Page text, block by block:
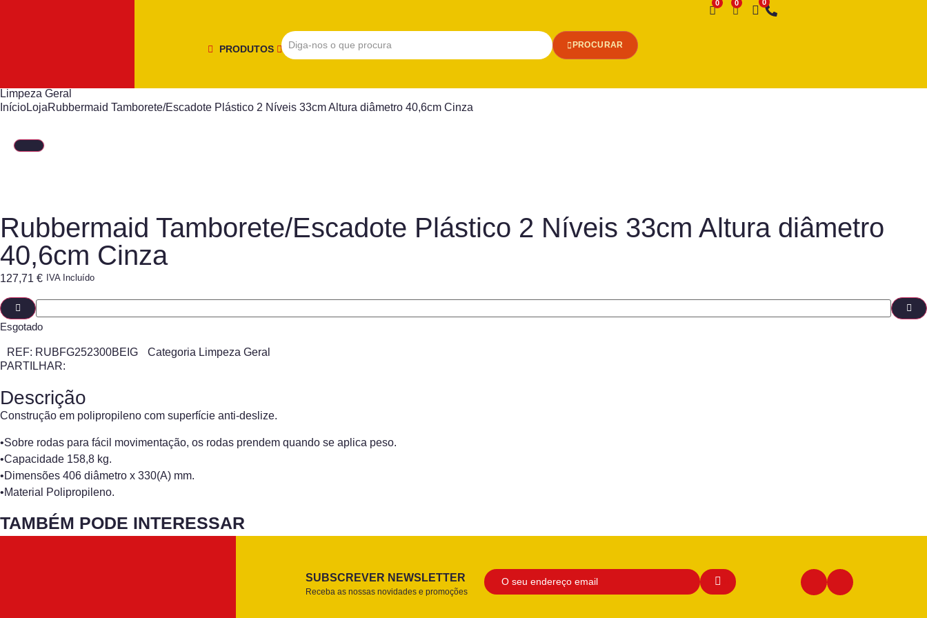
PRODUTOS PROCURAR
Desejo
Limpeza Geral
InícioLojaRubbermaid Tamborete/Escadote Plástico 2 Níveis 33cm Altura diâmetro 40,6cm Cinza
Rubbermaid Tamborete/Escadote Plástico 2 Níveis 33cm Altura diâmetro
40,6cm Cinza
127,71 € IVA Incluído
Esgotado
REF: RUBFG252300BEIG Categoria Limpeza Geral
PARTILHAR:
Descrição
Construção em polipropileno com superfície anti-deslize.
•Sobre rodas para fácil movimentação, os rodas prendem quando se aplica peso.
•Capacidade 158,8 kg.
•Dimensões 406 diâmetro x 330(A) mm.
•Material Polipropileno.
TAMBÉM PODE INTERESSAR
SUBSCREVER NEWSLETTER
Receba as nossas novidades e promoções